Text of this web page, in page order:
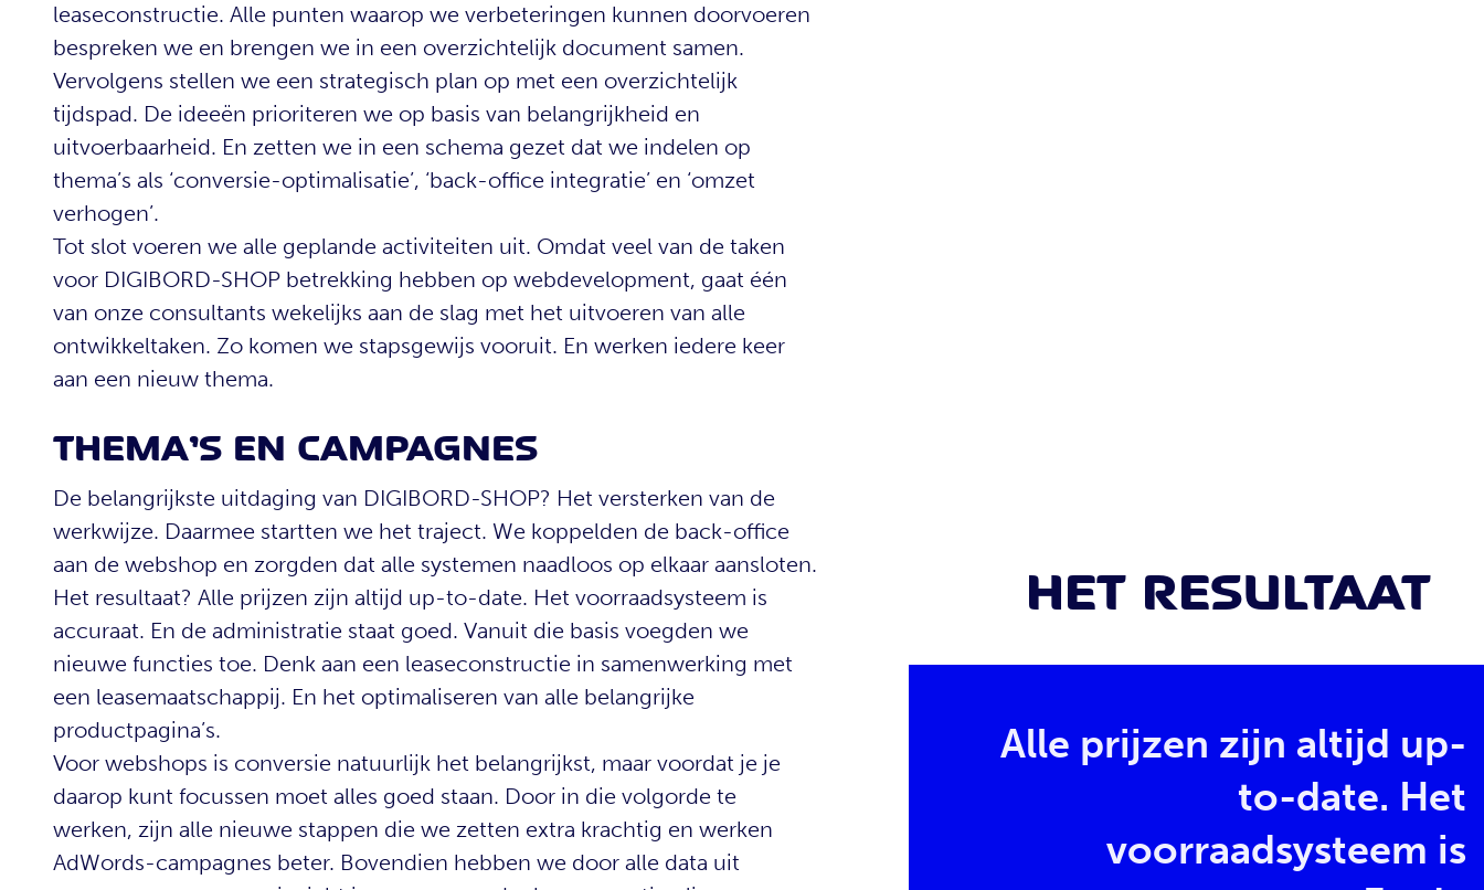
leaseconstructie. Alle punten waarop we verbeteringen kunnen doorvoeren
bespreken we en brengen we in een overzichtelijk document samen.
Vervolgens stellen we een strategisch plan op met een overzichtelijk
tijdspad. De ideeën prioriteren we op basis van belangrijkheid en
uitvoerbaarheid. En zetten we in een schema gezet dat we indelen op
thema’s als ‘conversie-optimalisatie’, ‘back-office integratie’ en ‘omzet
verhogen’.
Tot slot voeren we alle geplande activiteiten uit. Omdat veel van de taken
voor DIGIBORD-SHOP betrekking hebben op webdevelopment, gaat één
van onze consultants wekelijks aan de slag met het uitvoeren van alle
ontwikkeltaken. Zo komen we stapsgewijs vooruit. En werken iedere keer
aan een nieuw thema.
THEMA’S EN CAMPAGNES
De belangrijkste uitdaging van DIGIBORD-SHOP? Het versterken van de
werkwijze. Daarmee startten we het traject. We koppelden de back-office
aan de webshop en zorgden dat alle systemen naadloos op elkaar aansloten.
Het resultaat? Alle prijzen zijn altijd up-to-date. Het voorraadsysteem is
accuraat. En de administratie staat goed. Vanuit die basis voegden we
nieuwe functies toe. Denk aan een leaseconstructie in samenwerking met
een leasemaatschappij. En het optimaliseren van alle belangrijke
productpagina’s.
Voor webshops is conversie natuurlijk het belangrijkst, maar voordat je je
daarop kunt focussen moet alles goed staan. Door in die volgorde te
werken, zijn alle nieuwe stappen die we zetten extra krachtig en werken
AdWords-campagnes beter. Bovendien hebben we door alle data uit
HET RESULTAAT
Alle prijzen zijn altijd up-
to-date. Het
voorraadsysteem is